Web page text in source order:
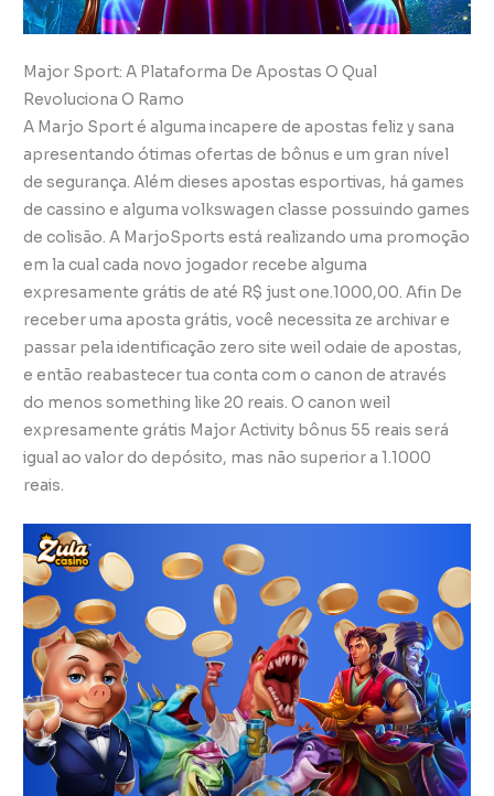
Major Sport: A Plataforma De Apostas O Qual
Revoluciona O Ramo
A Marjo Sport é alguma incapere de apostas feliz y sana
apresentando ótimas ofertas de bônus e um gran nível
de segurança. Além dieses apostas esportivas, há games
de cassino e alguma volkswagen classe possuindo games
de colisão. A MarjoSports está realizando uma promoção
em la cual cada novo jogador recebe alguma
expresamente grátis de até R$ just one.1000,00. Afin De
receber uma aposta grátis, você necessita ze archivar e
passar pela identificação zero site weil odaie de apostas,
e então reabastecer tua conta com o canon de através
do menos something like 20 reais. O canon weil
expresamente grátis Major Activity bônus 55 reais será
igual ao valor do depósito, mas não superior a 1.1000
reais.